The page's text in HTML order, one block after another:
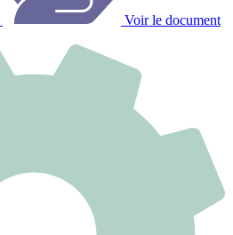
Voir le document